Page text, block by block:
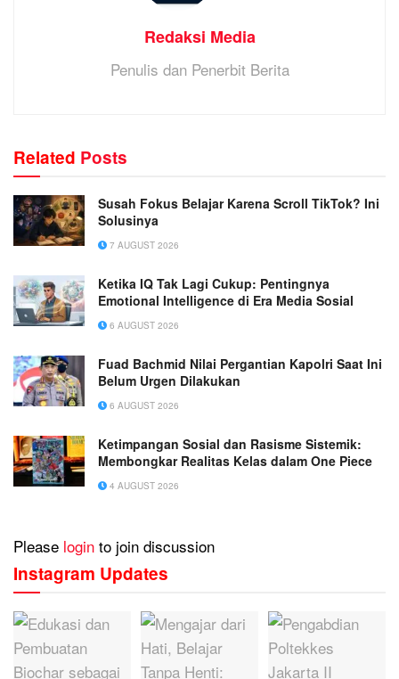
Redaksi Media
Penulis dan Penerbit Berita
Related Posts
Susah Fokus Belajar Karena Scroll TikTok? Ini
Solusinya
7 AUGUST 2026
Ketika IQ Tak Lagi Cukup: Pentingnya
Emotional Intelligence di Era Media Sosial
6 AUGUST 2026
Fuad Bachmid Nilai Pergantian Kapolri Saat Ini
Belum Urgen Dilakukan
6 AUGUST 2026
Ketimpangan Sosial dan Rasisme Sistemik:
Membongkar Realitas Kelas dalam One Piece
4 AUGUST 2026
Please login to join discussion
Instagram Updates